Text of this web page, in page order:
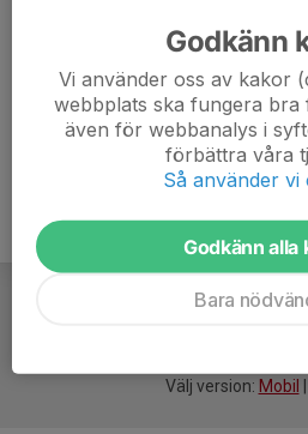
Välj version: Mobil
Godkänn
Vi använder oss av kakor
webbplats ska fungera bra
även för webbanalys i
förbättra våra
Så använder vi
Godkänn alla
Bara